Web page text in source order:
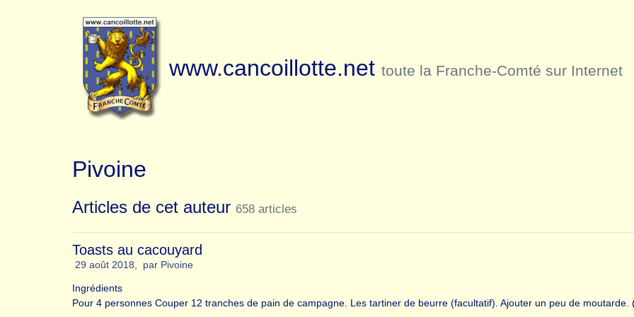
www.cancoillotte.net toute la Franche-Comté sur Internet
Pivoine
Articles de cet auteur 658 articles
Toasts au cacouyard
29 août 2018, par Pivoine
Ingrédients
Pour 4 personnes Couper 12 tranches de pain de campagne. Les tartiner de beurre (facultatif). Ajouter un peu de